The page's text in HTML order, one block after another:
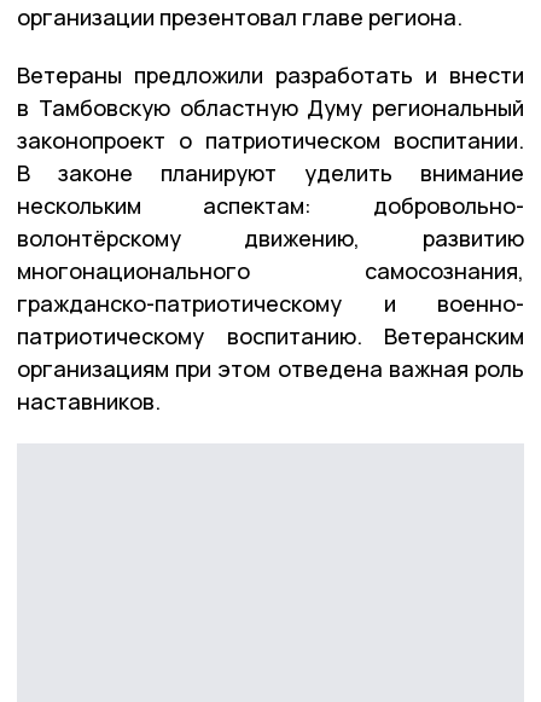
организации презентовал главе региона.
Ветераны предложили разработать и внести
в Тамбовскую областную Думу региональный
законопроект о патриотическом воспитании.
В законе планируют уделить внимание
нескольким аспектам: добровольно-
волонтёрскому движению, развитию
многонационального самосознания,
гражданско-патриотическому и военно-
патриотическому воспитанию. Ветеранским
организациям при этом отведена важная роль
наставников.